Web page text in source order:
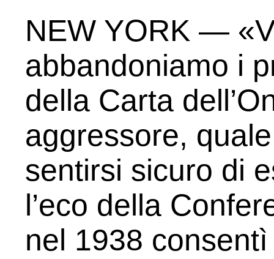
NEW YORK —
abbandoniamo i
della Carta
aggressore,
sentirsi sicuro di
l’eco della
nel 1938